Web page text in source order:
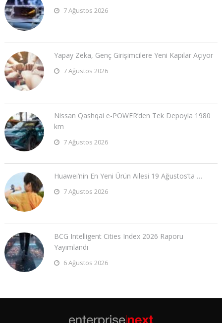
7 Ağustos 2026
Yapay Zeka, Genç Girişimcilere Yeni Kapılar Açıyor
7 Ağustos 2026
Nissan Qashqai e-POWER’den Tek Depoyla 1980
km
7 Ağustos 2026
Huawei’nin En Yeni Ürün Ailesi 19 Ağustos’ta …
7 Ağustos 2026
BCG Intelligent Cities Index 2026 Raporu
Yayımlandı
6 Ağustos 2026